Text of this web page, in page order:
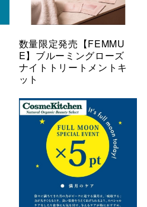
数量限定発売【FEMMU
E】ブルーミングローズ
ナイトトリートメントキ
ット